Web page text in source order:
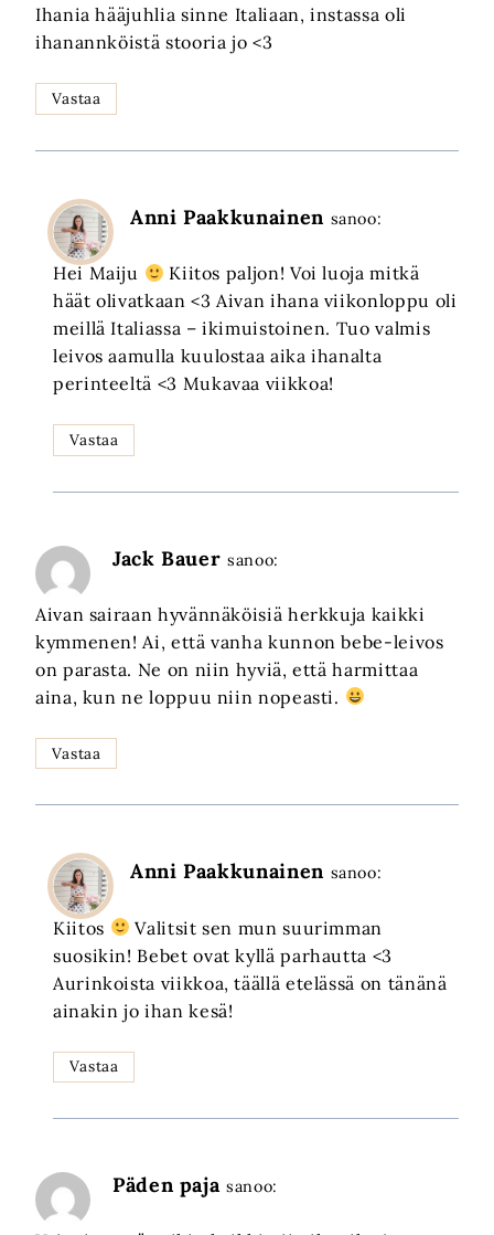
Ihania hääjuhlia sinne Italiaan, instassa oli
ihanannköistä stooria jo <3
Vastaa
Anni Paakkunainen sanoo:
Hei Maiju
Kiitos paljon! Voi luoja mitkä
häät olivatkaan <3 Aivan ihana viikonloppu oli
meillä Italiassa – ikimuistoinen. Tuo valmis
leivos aamulla kuulostaa aika ihanalta
perinteeltä <3 Mukavaa viikkoa!
Vastaa
Jack Bauer sanoo:
Aivan sairaan hyvännäköisiä herkkuja kaikki
kymmenen! Ai, että vanha kunnon bebe-leivos
on parasta. Ne on niin hyviä, että harmittaa
aina, kun ne loppuu niin nopeasti.
Vastaa
Anni Paakkunainen sanoo:
Kiitos
Valitsit sen mun suurimman
suosikin! Bebet ovat kyllä parhautta <3
Aurinkoista viikkoa, täällä etelässä on tänänä
ainakin jo ihan kesä!
Vastaa
Päden paja sanoo: